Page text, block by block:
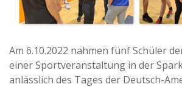
Am 6.10.2022 nahmen fünf Schüler
einer Sportveranstaltung in der
anlässlich des Tages der Deutsch-